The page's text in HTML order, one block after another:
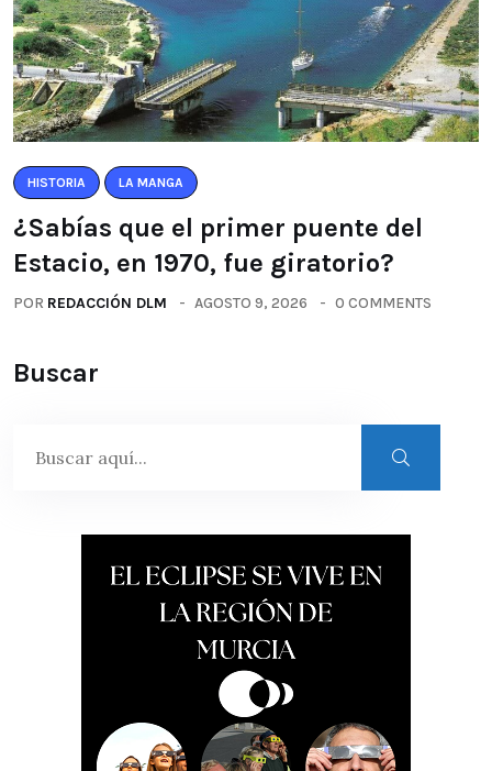
HISTORIA LA MANGA
¿Sabías que el primer puente del
Estacio, en 1970, fue giratorio?
POR REDACCIÓN DLM AGOSTO 9, 2026 0 COMMENTS
Buscar